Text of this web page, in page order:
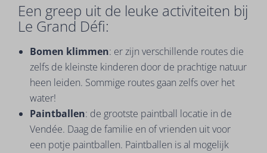
Een greep uit de leuke activiteiten bij
Le Grand Défi:
Bomen klimmen: er zijn verschillende routes die
zelfs de kleinste kinderen door de prachtige natuur
heen leiden. Sommige routes gaan zelfs over het
water!
Paintballen: de grootste paintball locatie in de
Vendée. Daag de familie en of vrienden uit voor
een potje paintballen. Paintballen is al mogelijk